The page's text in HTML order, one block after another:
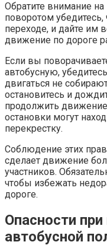
Обратите внимание
поворотом
переходе, и дайте им
движение по дороге
Если вы
автобусную,
двигаться не
остановитесь и
продолжить
остановки могут
перекрестку.
Соблюдение этих
сделает движение
участников.
чтобы избежать
дороге.
Опасности
автобусной